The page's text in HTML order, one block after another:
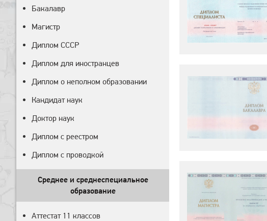
Бакалавр
Магистр
Диплом СССР
Диплом для иностранцев
Диплом о неполном образовании
Кандидат наук
Доктор наук
Диплом с реестром
Диплом с проводкой
Среднее и среднеспециальное
образование
Аттестат 11 классов